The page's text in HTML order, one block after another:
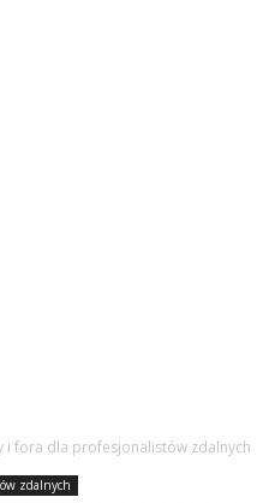
i fora dla profesjonalistów zdalnych
zdalnych